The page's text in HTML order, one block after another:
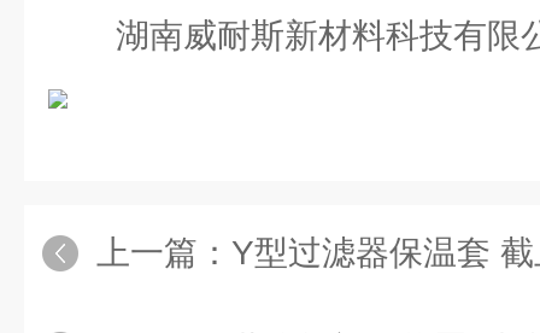
湖南威耐斯新材料科技有限
上一篇： Y型过滤器保温套 截止阀保